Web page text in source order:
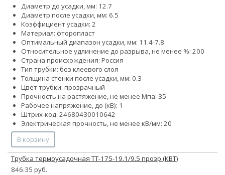
Диаметр до усадки, мм: 12.7
Диаметр после усадки, мм: 6.5
Коэффициент усадки: 2
Материал: фторопласт
Оптимальный диапазон усадки, мм: 11.4-7.8
Относительное удлинение до разрыва, не менее %: 200
Страна происхождения: Россия
Тип трубки: без клеевого слоя
Толщина стенки после усадки, мм: 0.3
Цвет трубки: прозрачный
Прочность на растяжение, не менее Мпа: 35
Рабочее напряжение, до (кВ): 1
Штрих-код: 24680430010642
Электрическая прочность, не менее кВ/мм: 20
В корзину
Трубка термоусадочная ТТ-175-19.1/9.5 прозр (КВТ)
846.35 руб.